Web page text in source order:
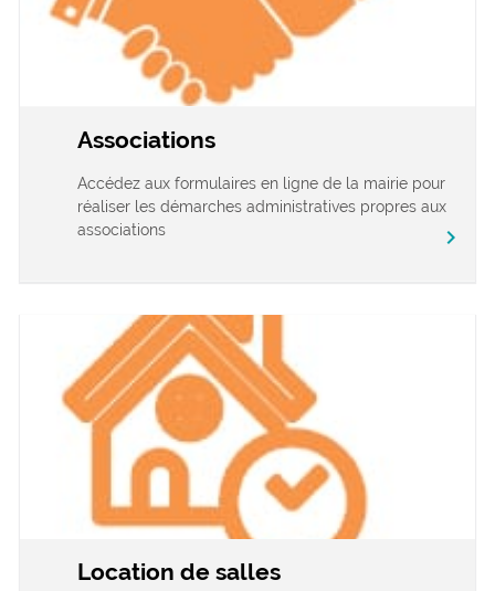
Associations
Accédez aux formulaires en ligne de la mairie pour
réaliser les démarches administratives propres aux
associations
chevron_right
Location de salles